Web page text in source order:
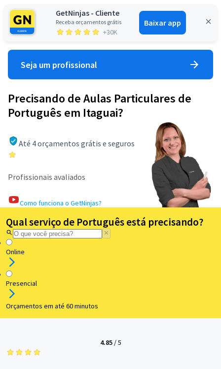
GetNinjas - Cliente
Receba orçamentos grátis
+30K
Baixar app
Entrar
Seja um profissional
Precisando de Aulas Particulares de
Português em Itaguai?
Até 4 orçamentos grátis e seguros
Profissionais avaliados
Como funciona o GetNinjas?
Qual serviço de Português está precisando?
Online
Presencial
Orçamentos em até 60 minutos
4.85/5